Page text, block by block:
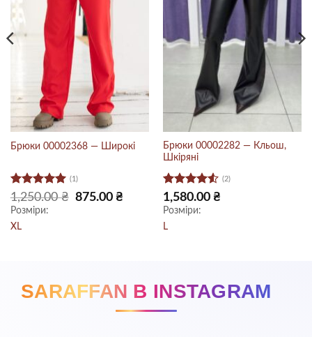
Брюки 00002368 — Широкі
Оцінено в
5з 5
(1)
1,250.00₴
Оригінальна
ціна:
875.00₴
Розміри:
XL
Брюки 00002282 — Кльош,
Шкіряні
Оцінено
в4.5з 5
(2)
1,580.00 ₴
Розміри:
L
₴.
SARAFFAN В INSTAGRAM